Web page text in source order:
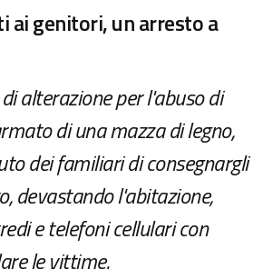
genitori, un arresto a
alterazione per l'abuso di
di una mazza di legno,
dei familiari di consegnargli
devastando l'abitazione,
e telefoni cellulari con
le vittime.